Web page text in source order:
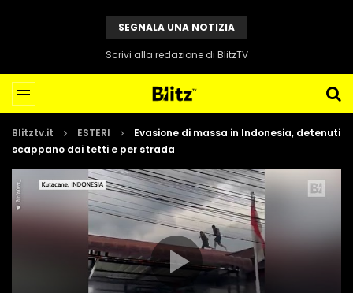
SEGNALA UNA NOTIZIA
Scrivi alla redazione di BlitzTV
Blitztv.it ESTERI
Evasione di massa in Indonesia, detenuti
scappano dai tetti e per strada